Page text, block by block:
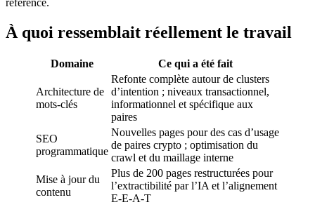
À quoi ressemblait réellement le travail
Domaine Ce qui a été fait
Architecture de
mots-clés
Refonte complète autour de clusters
d’intention ; niveaux transactionnel,
informationnel et spécifique aux
paires
SEO
programmatique
Nouvelles pages pour des cas d’usage
de paires crypto ; optimisation du
crawl et du maillage interne
Mise à jour du
contenu
Plus de 200 pages restructurées pour
l’extractibilité par l’IA et l’alignement
E-E-A-T